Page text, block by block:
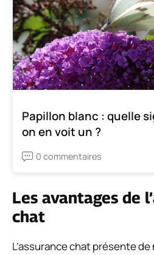
Papillon blanc : quelle
on en voit un ?
0 commentaires
Les avantages de
chat
L’assurance chat présente